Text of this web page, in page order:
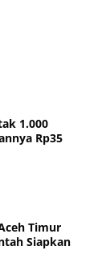
1.000
Rp35
Timur
Siapkan